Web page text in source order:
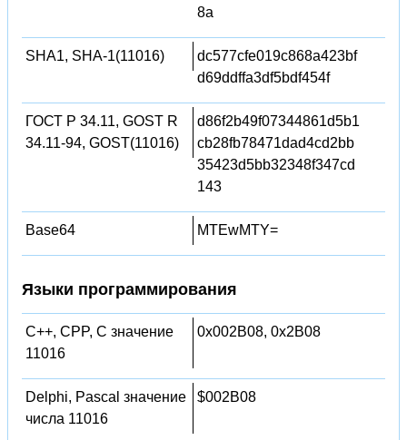
8a
SHA1, SHA-1(11016)
dc577cfe019c868a423bf
d69ddffa3df5bdf454f
ГОСТ Р 34.11, GOST R
34.11-94, GOST(11016)
d86f2b49f07344861d5b1
cb28fb78471dad4cd2bb
35423d5bb32348f347cd
143
Base64 MTEwMTY=
Языки программирования
C++, CPP, C значение
11016
0x002B08, 0x2B08
Delphi, Pascal значение
числа 11016
$002B08